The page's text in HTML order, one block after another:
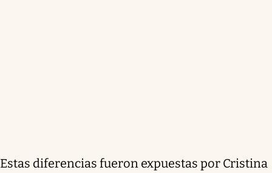
Estas diferencias fueron expuestas por Cristina